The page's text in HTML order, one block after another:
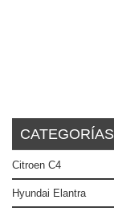
CATEGORÍAS
Citroen C4
Hyundai Elantra